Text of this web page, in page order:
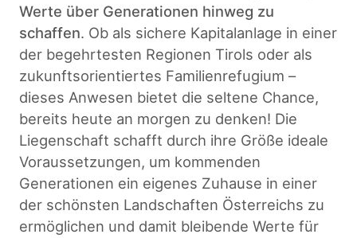
Werte über Generationen hinweg zu
schaffen. Ob als sichere Kapitalanlage in einer
der begehrtesten Regionen Tirols oder als
zukunftsorientiertes Familienrefugium –
dieses Anwesen bietet die seltene Chance,
bereits heute an morgen zu denken! Die
Liegenschaft schafft durch ihre Größe ideale
Voraussetzungen, um kommenden
Generationen ein eigenes Zuhause in einer
der schönsten Landschaften Österreichs zu
ermöglichen und damit bleibende Werte für